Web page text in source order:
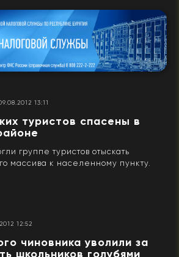
13:11
туристов спасены в
группе туристов отыскать
массива к населенному пункту.
12:52
чиновника уволили за
школьников голубями